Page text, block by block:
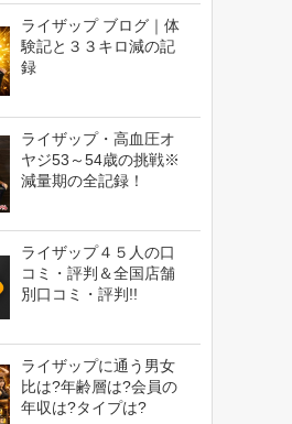
ライザップ ブログ｜体
験記と３３キロ減の記
録
ライザップ・高血圧オ
ヤジ53～54歳の挑戦※
減量期の全記録！
ライザップ４５人の口
コミ・評判＆全国店舗
別口コミ・評判!!
ライザップに通う男女
比は?年齢層は?会員の
年収は?タイプは?